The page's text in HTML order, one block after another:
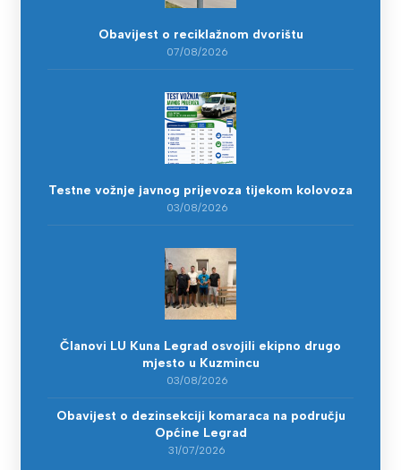
Obavijest o reciklažnom dvorištu
07/08/2026
Testne vožnje javnog prijevoza tijekom kolovoza
03/08/2026
Članovi LU Kuna Legrad osvojili ekipno drugo
mjesto u Kuzmincu
03/08/2026
Obavijest o dezinsekciji komaraca na području
Općine Legrad
31/07/2026